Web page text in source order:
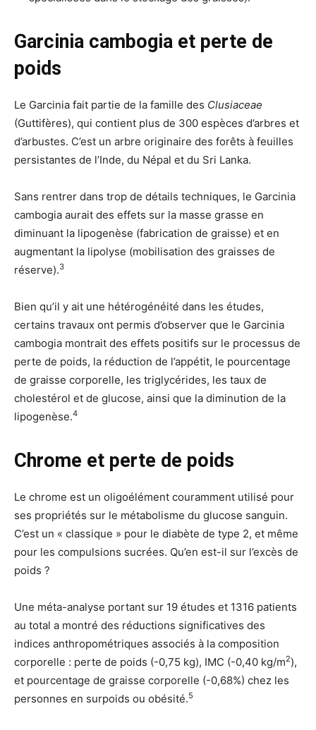
Garcinia cambogia et perte de
poids
Le Garcinia fait partie de la famille des Clusiaceae
(Guttifères), qui contient plus de 300 espèces d’arbres et
d’arbustes. C’est un arbre originaire des forêts à feuilles
persistantes de l’Inde, du Népal et du Sri Lanka.
Sans rentrer dans trop de détails techniques, le Garcinia
cambogia aurait des effets sur la masse grasse en
diminuant la lipogenèse (fabrication de graisse) et en
augmentant la lipolyse (mobilisation des graisses de
réserve).3
Bien qu’il y ait une hétérogénéité dans les études,
certains travaux ont permis d’observer que le Garcinia
cambogia montrait des effets positifs sur le processus de
perte de poids, la réduction de l’appétit, le pourcentage
de graisse corporelle, les triglycérides, les taux de
cholestérol et de glucose, ainsi que la diminution de la
lipogenèse.4
Chrome et perte de poids
Le chrome est un oligoélément couramment utilisé pour
ses propriétés sur le métabolisme du glucose sanguin.
C’est un « classique » pour le diabète de type 2, et même
pour les compulsions sucrées. Qu’en est-il sur l’excès de
poids ?
Une méta-analyse portant sur 19 études et 1316 patients
au total a montré des réductions significatives des
indices anthropométriques associés à la composition
corporelle : perte de poids (-0,75 kg), IMC (-0,40 kg/m2),
et pourcentage de graisse corporelle (-0,68%) chez les
personnes en surpoids ou obésité.5